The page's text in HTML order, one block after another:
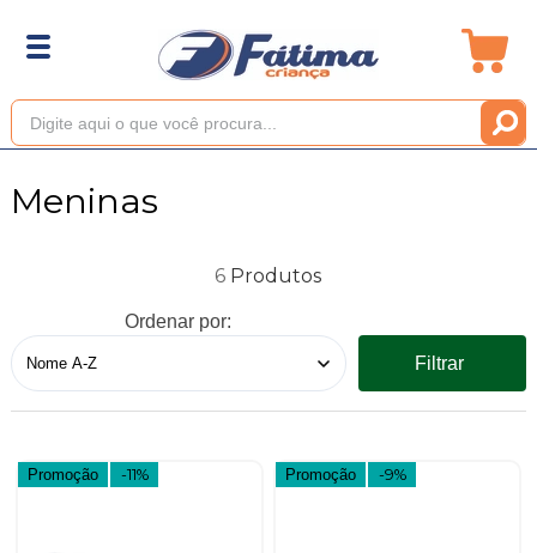
Meninas
6
Ordenar por:
Filtrar
Promoção -11% Promoção -9%